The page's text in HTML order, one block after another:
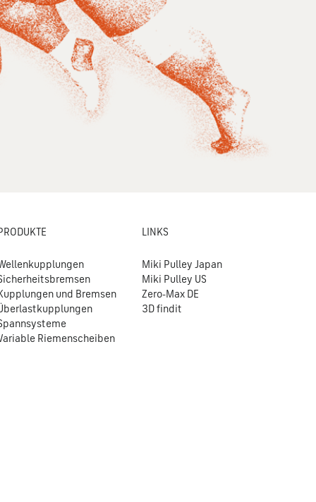
und Bremsen
Riemenscheiben
LINKS
Miki Pulley Japan
Miki Pulley US
Zero-Max DE
3D findit